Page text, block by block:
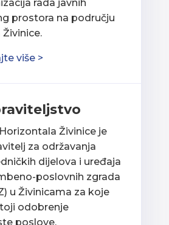
rada javnih
prostora na području
Živinice.
više >
Živinice je
za održavanja
dijelova i uređaja
poslovnih zgrada
u Živinicama za koje
odobrenje
poslove.